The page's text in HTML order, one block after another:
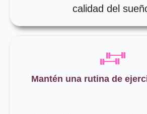
calidad del
Mantén una rutina de